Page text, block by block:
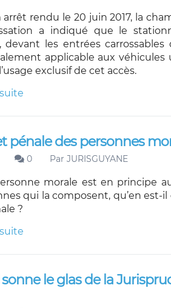
arrêt rendu le 20 juin 2017, la
a indiqué que le
devant les entrées carrossables
applicable aux véhicules
exclusif de cet accès.
pénale des personnes
0 Par JURISGUYANE
morale est en principe
qui la composent, qu’en est-
?
le glas de la